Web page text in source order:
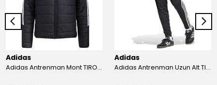
Adidas
Adidas Antrenman Mont TIRO24 WINT JKT IJ7388
Adidas
Adidas Antrenman Uzun Alt TIRO ES PNT JD0442